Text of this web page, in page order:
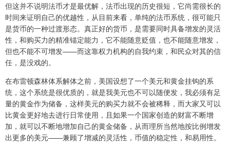
但这并不说明法币才是最优解，法币出现的历史很短，它尚需很长的
时间来证明自己的优越性，从目前来看，单纯的法币系统，很可能只
是货币的一种过渡形态。真正好的货币，是需要同时具备增发的灵活
性，和购买力的精准锚定能力，它不能随意贬值，也不能随意增发，
但也不能不可增发——而这靠权力机构的自我约束，和民众对其的信
任，是没戏的。
在布雷顿森林体系解体之前，美国设想了一个美元和黄金挂钩的系
统，这个系统是很优质的，就是我美元也不可以随便发，我必须有足
量的黄金作为储备，这样美元的购买力就不会被稀释，而大家又可以
比黄金更好地去进行日常使用，且如果一个国家创造的财富不断增
加，就可以不断地增加自己的黄金储备，从而理所当然地按比例增发
出更多的美元——兼顾了增减的灵活性，币值的稳定性，和易用性。